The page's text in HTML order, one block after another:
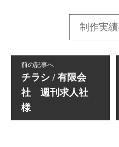
制作実
前の記事へ
チラシ / 有限会
社 週刊求人社
様